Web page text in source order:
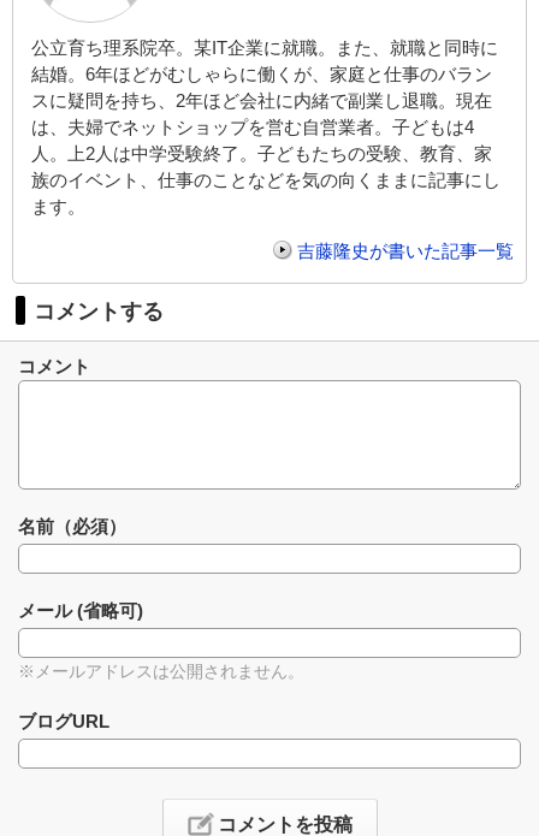
公立育ち理系院卒。某IT企業に就職。また、就職と同時に
結婚。6年ほどがむしゃらに働くが、家庭と仕事のバラン
スに疑問を持ち、2年ほど会社に内緒で副業し退職。現在
は、夫婦でネットショップを営む自営業者。子どもは4
人。上2人は中学受験終了。子どもたちの受験、教育、家
族のイベント、仕事のことなどを気の向くままに記事にし
ます。
吉藤隆史が書いた記事一覧
コメントする
コメント
名前（必須）
メール (省略可)
※メールアドレスは公開されません。
ブログURL